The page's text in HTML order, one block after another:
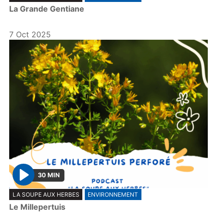
a
La Grande Gentiane
7 Oct 2025
P
l
a
30 MIN
LA SOUPE AUX HERBES ENVIRONNEMENT
Le Millepertuis